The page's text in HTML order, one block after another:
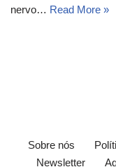
nervo… Read More »
Sobre nós
Newsletter